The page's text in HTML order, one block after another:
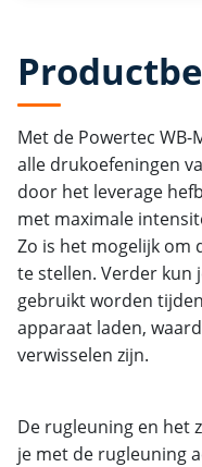
Met de Powertec
alle drukoefeningen
door het leverage
met maximale
Zo is het mogelijk om
te stellen. Verder kun
gebruikt worden
apparaat laden,
verwisselen zijn.
De rugleuning en het
je met de rugleuning